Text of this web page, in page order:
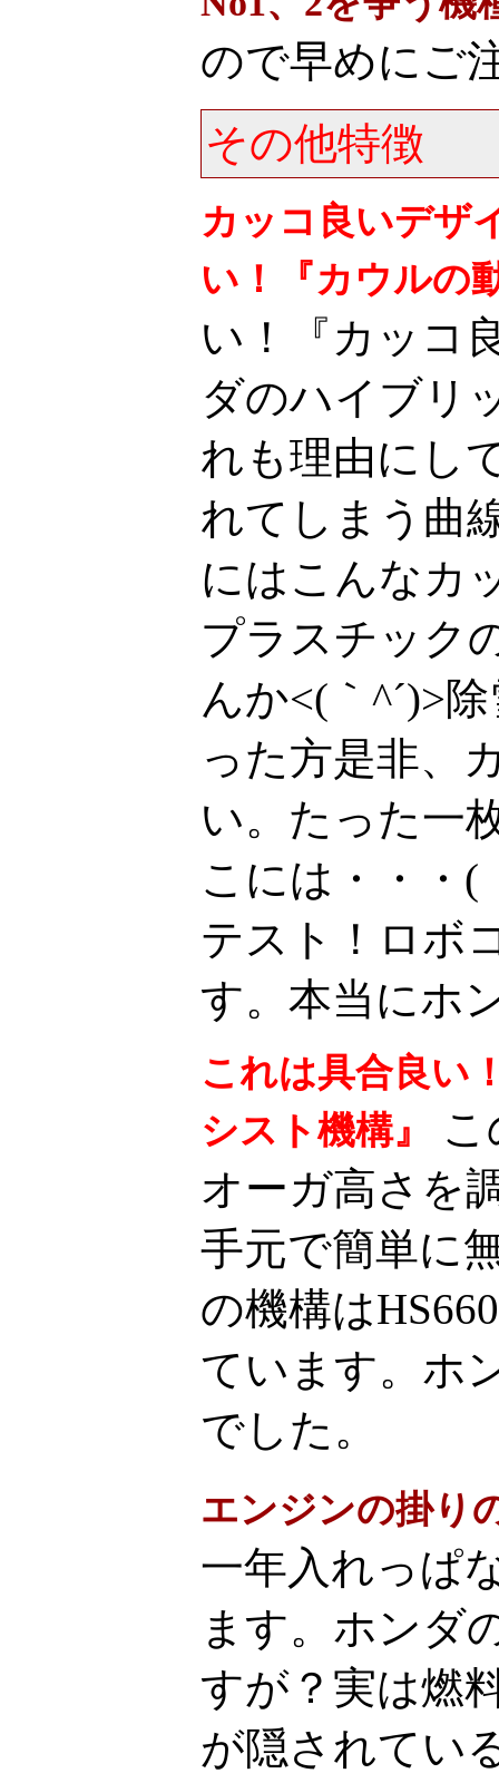
ので早めにご
その他特徴
カッコ良いデザ
い！『カウルの
い！『カッコ
ダのハイブリ
れも理由にし
れてしまう曲
にはこんなカ
プラスチック
んか<(｀^´)>
った方是非、
い。たった一
こには・・・(
テスト！ロボ
す。本当にホ
これは具合良い
シスト機構』
オーガ高さを
手元で簡単に
の機構は
ています。ホ
でした。
エンジンの掛り
一年入れっぱ
ます。ホンダ
すが？実は燃
が隠されてい